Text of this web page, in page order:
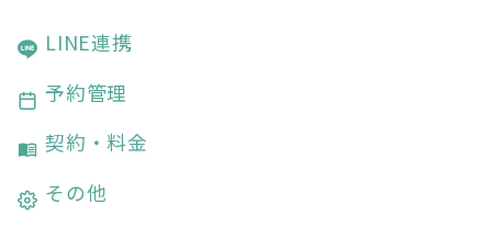
LINE連携
予約管理
契約・料金
その他